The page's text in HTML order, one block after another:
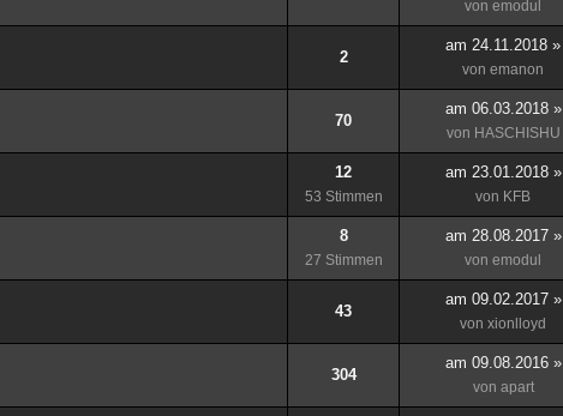
von emodul
2
am 24.11.2018 »
von emanon
70
am 06.03.2018 »
von HASCHISHU
12
53 Stimmen
am 23.01.2018 »
von KFB
8
27 Stimmen
am 28.08.2017 »
von emodul
43
am 09.02.2017 »
von xionlloyd
304
am 09.08.2016 »
von apart